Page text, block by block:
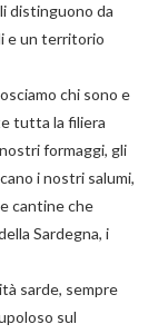
distinguono da
e un territorio
chi sono e
tutta la filiera
formaggi, gli
i nostri salumi,
cantine che
Sardegna, i
sarde, sempre
sul